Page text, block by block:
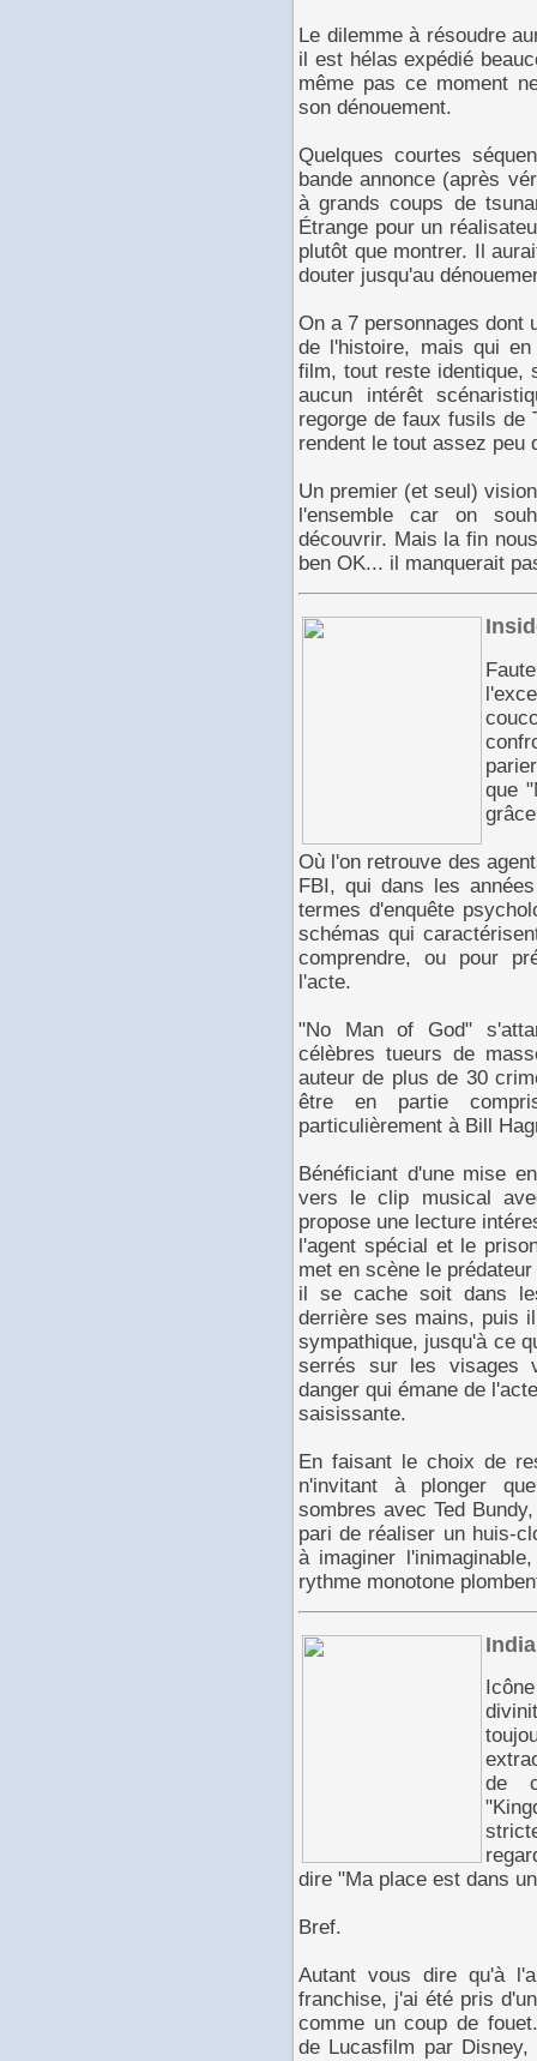
Le dilemme à résoudre
il est hélas expédié
même pas ce moment
son dénouement.
Quelques courtes
bande annonce (après
à grands coups de
Étrange pour un
plutôt que montrer. Il
douter jusqu'au
On a 7 personnages dont
de l'histoire, mais qui
film, tout reste identique,
aucun intérêt
regorge de faux fusils de
rendent le tout assez peu
Un premier (et seul)
l'ensemble car on
découvrir. Mais la fin
ben OK... il manquerait
que
Où l'on retrouve des
FBI, qui dans les
termes d'enquête
schémas qui
comprendre, ou pour
l'acte.
"No Man of God"
célèbres tueurs de
auteur de plus de 30
être en partie
particulièrement à Bill
Bénéficiant d'une mise
vers le clip musical
propose une lecture
l'agent spécial et le
met en scène le
il se cache soit dans
derrière ses mains, puis
sympathique, jusqu'à ce
serrés sur les visages
danger qui émane de
saisissante.
En faisant le choix de
n'invitant à plonger
sombres avec Ted
pari de réaliser un huis-
à imaginer
rythme monotone
de
dire "Ma place est dans
Bref.
Autant vous dire qu'à
franchise, j'ai été pris
comme un coup de
de Lucasfilm par